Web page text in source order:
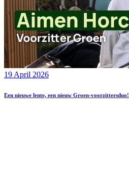
19 April 2026
Een nieuwe lente, een nieuw Groen-voorzittersduo!